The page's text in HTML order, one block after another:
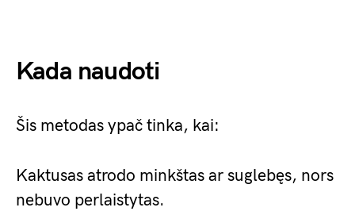
Kada naudoti
Šis metodas ypač tinka, kai:
Kaktusas atrodo minkštas ar suglebęs, nors
nebuvo perlaistytas.